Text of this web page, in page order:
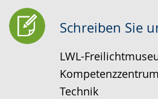
Schreiben Sie
LWL-
Technik